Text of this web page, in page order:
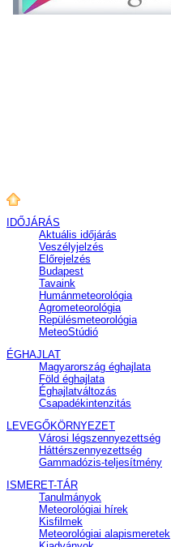
IDŐJÁRÁS
Aktuális időjárás
Veszélyjelzés
Előrejelzés
Budapest
Tavaink
Humánmeteorológia
Agrometeorológia
Repülésmeteorológia
MeteoStúdió
ÉGHAJLAT
Magyarország éghajlata
Föld éghajlata
Éghajlatváltozás
Csapadékintenzitás
LEVEGŐKÖRNYEZET
Városi légszennyezettség
Háttérszennyezettség
Gammadózis-teljesítmény
ISMERET-TÁR
Tanulmányok
Meteorológiai hírek
Kisfilmek
Meteorológiai alapismeretek